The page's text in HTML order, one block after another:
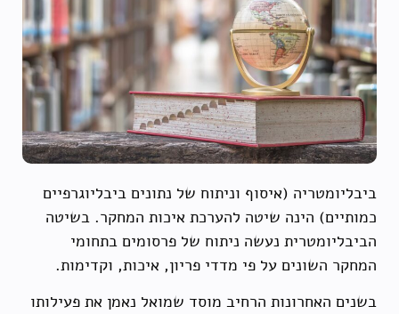
ביבליומטריה (איסוף וניתוח של נתונים ביבליוגרפיים
כמותיים) הינה שיטה להערכת איכות המחקר. בשיטה
הביבליומטרית נעשה ניתוח של פרסומים בתחומי
המחקר השונים על פי מדדי פריון, איכות, וקדימות.
בשנים האחרונות הרחיב מוסד שמואל נאמן את פעילותו